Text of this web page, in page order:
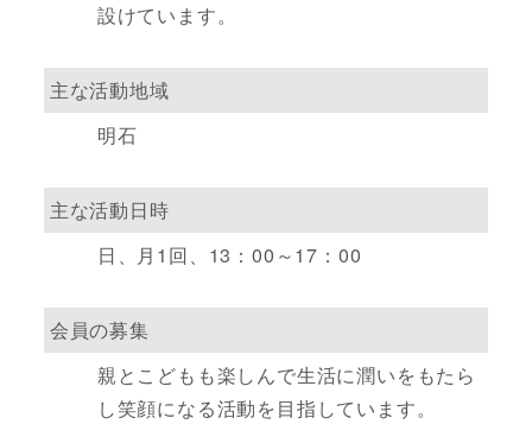
設けています。
主な活動地域
明石
主な活動日時
日、月1回、13：00～17：00
会員の募集
親とこどもも楽しんで生活に潤いをもたら
し笑顔になる活動を目指しています。